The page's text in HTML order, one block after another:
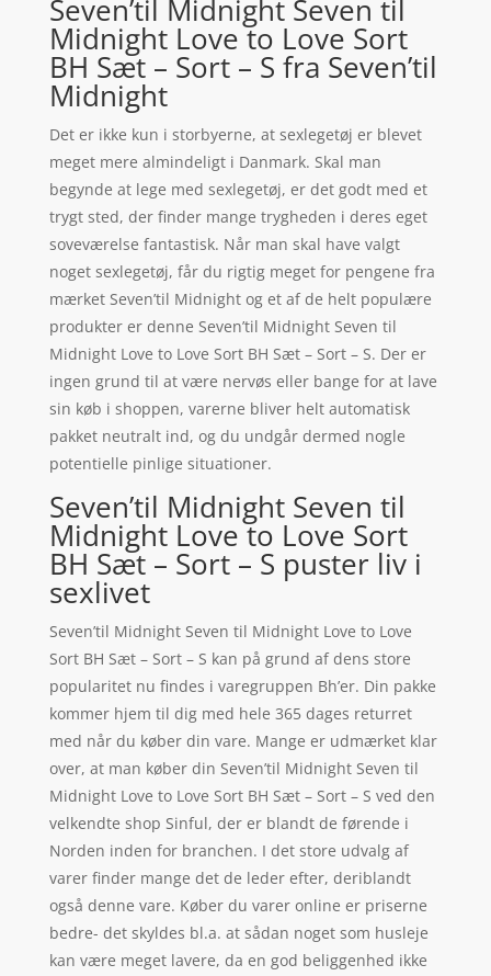
Seven’til Midnight Seven til
Midnight Love to Love Sort
BH Sæt – Sort – S fra Seven’til
Midnight
Det er ikke kun i storbyerne, at sexlegetøj er blevet
meget mere almindeligt i Danmark. Skal man
begynde at lege med sexlegetøj, er det godt med et
trygt sted, der finder mange trygheden i deres eget
soveværelse fantastisk. Når man skal have valgt
noget sexlegetøj, får du rigtig meget for pengene fra
mærket Seven’til Midnight og et af de helt populære
produkter er denne Seven’til Midnight Seven til
Midnight Love to Love Sort BH Sæt – Sort – S. Der er
ingen grund til at være nervøs eller bange for at lave
sin køb i shoppen, varerne bliver helt automatisk
pakket neutralt ind, og du undgår dermed nogle
potentielle pinlige situationer.
Seven’til Midnight Seven til
Midnight Love to Love Sort
BH Sæt – Sort – S puster liv i
sexlivet
Seven’til Midnight Seven til Midnight Love to Love
Sort BH Sæt – Sort – S kan på grund af dens store
popularitet nu findes i varegruppen Bh’er. Din pakke
kommer hjem til dig med hele 365 dages returret
med når du køber din vare. Mange er udmærket klar
over, at man køber din Seven’til Midnight Seven til
Midnight Love to Love Sort BH Sæt – Sort – S ved den
velkendte shop Sinful, der er blandt de førende i
Norden inden for branchen. I det store udvalg af
varer finder mange det de leder efter, deriblandt
også denne vare. Køber du varer online er priserne
bedre- det skyldes bl.a. at sådan noget som husleje
kan være meget lavere, da en god beliggenhed ikke